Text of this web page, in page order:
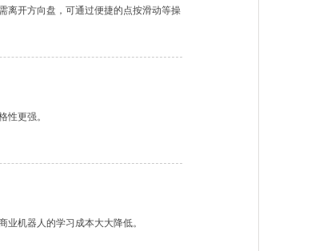
离开方向盘，可通过便捷的点按滑动等操
性更强。
机器人的学习成本大大降低。